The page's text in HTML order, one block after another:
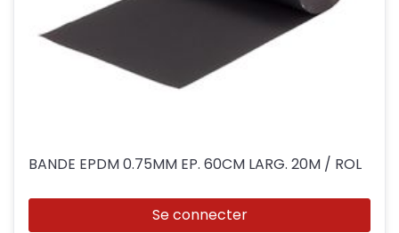
BANDE EPDM 0.75MM EP. 60CM LARG. 20M / ROL
Se connecter